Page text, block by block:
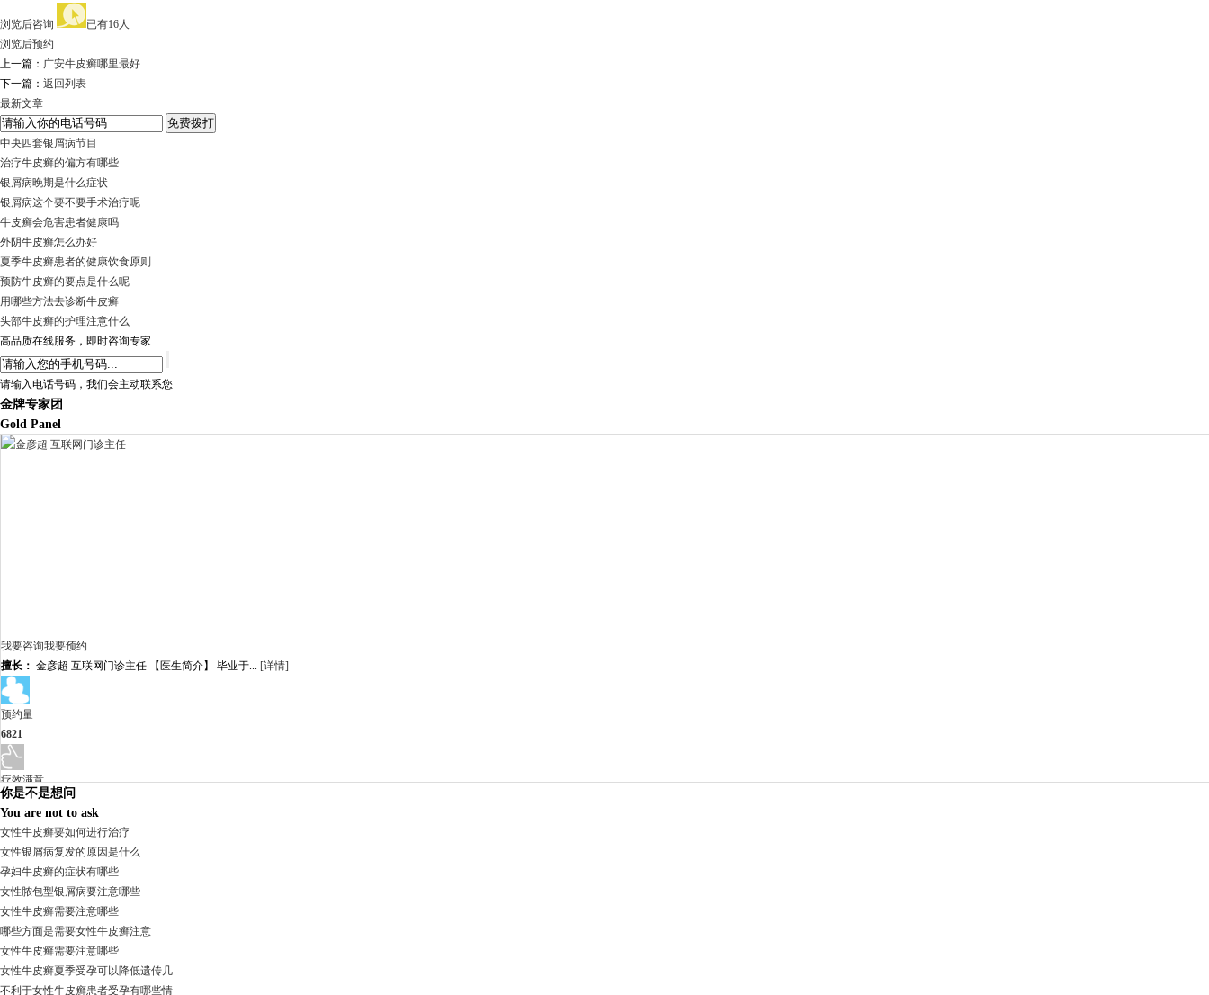
浏览后咨询
已有16人
浏览后预约
上一篇： 广安牛皮癣哪里最好
下一篇： 返回列表
最新文章
中央四套银屑病节目
治疗牛皮癣的偏方有哪些
银屑病晚期是什么症状
银屑病这个要不要手术治疗呢
牛皮癣会危害患者健康吗
外阴牛皮癣怎么办好
夏季牛皮癣患者的健康饮食原则
预防牛皮癣的要点是什么呢
用哪些方法去诊断牛皮癣
头部牛皮癣的护理注意什么
高品质在线服务，即时咨询专家
请输入电话号码，我们会主动联系您
金牌专家团
Gold Panel
我要咨询我要预约
擅长： 金彦超 互联网门诊主任 【医生简介】 毕业于... [详情]
预约量
6821
疗效满意
98%
你是不是想问
You are not to ask
女性牛皮癣要如何进行治疗
女性银屑病复发的原因是什么
孕妇牛皮癣的症状有哪些
女性脓包型银屑病要注意哪些
女性牛皮癣需要注意哪些
哪些方面是需要女性牛皮癣注意
女性牛皮癣需要注意哪些
女性牛皮癣夏季受孕可以降低遗传几
不利于女性牛皮癣患者受孕有哪些情